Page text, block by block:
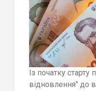
Із початку старту
відновлення" до